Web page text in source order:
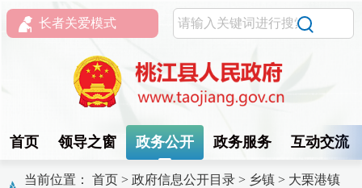
长者关爱模式
首页 领导之窗 政务公开 政务服务 互动交流
当前位置： 首页 > 政府信息公开目录 > 乡镇 > 大栗港镇